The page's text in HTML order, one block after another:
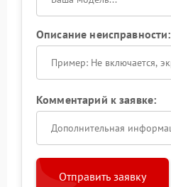
Описание неисправности:
Комментарий к заявке:
Отправить заявку